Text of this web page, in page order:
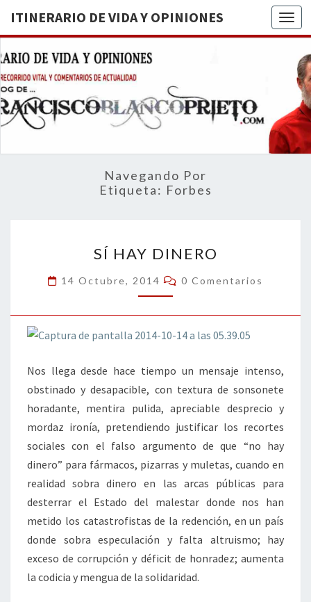
ITINERARIO DE VIDA Y OPINIONES
DE
BREVE
RECORRIDO
VITAL Y
ACTUALIDAD
Navegando Por
Etiqueta: Forbes
HAY
DINERO
SÍ HAY DINERO
14 Octubre, 2014 Comentarios
0 Comentarios
Nos llega desde hace tiempo un mensaje intenso,
obstinado y desapacible, con textura de sonsonete
horadante, mentira pulida, apreciable desprecio y
mordaz ironía, pretendiendo justificar los recortes
sociales con el falso argumento de que “no hay
dinero” para fármacos, pizarras y muletas, cuando en
realidad sobra dinero en las arcas públicas para
desterrar el Estado del malestar donde nos han
metido los catastrofistas de la redención, en un país
donde sobra especulación y falta altruismo; hay
exceso de corrupción y déficit de honradez; aumenta
la codicia y mengua de la solidaridad.